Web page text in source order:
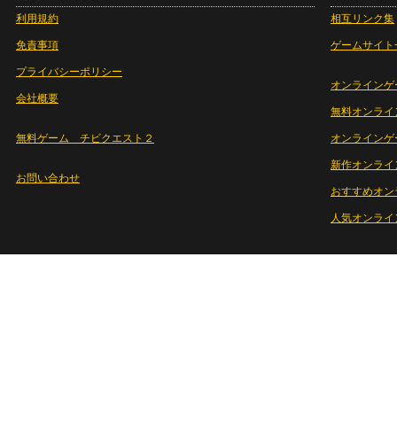
利用規約
免責事項
プライバシーポリシー
会社概要
無料ゲーム チビクエスト２
お問い合わせ
相互リンク集
ゲームサイト
オンラインゲ
無料オンライ
オンライン
新作オンライ
おすすめオ
人気オンラ